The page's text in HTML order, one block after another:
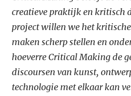
creatieve praktijk en kritisch
project willen we het
maken scherp stellen en
hoeverre Critical Making de
discoursen van kunst,
technologie met elkaar kan